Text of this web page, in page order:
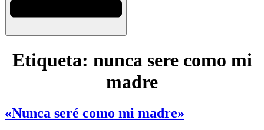
Etiqueta: nunca sere como mi
madre
«Nunca seré como mi madre»